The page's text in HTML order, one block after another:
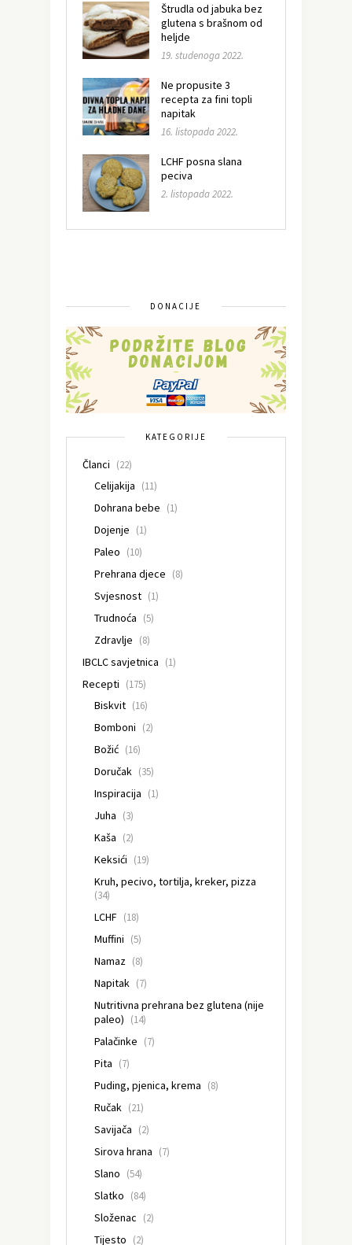
Štrudla od jabuka bez
glutena s brašnom od
heljde
19. studenoga 2022.
Ne propusite 3
recepta za fini topli
napitak
16. listopada 2022.
LCHF posna slana
peciva
2. listopada 2022.
DONACIJE
KATEGORIJE
Članci (22)
Celijakija (11)
Dohrana bebe (1)
Dojenje (1)
Paleo (10)
Prehrana djece (8)
Svjesnost (1)
Trudnoća (5)
Zdravlje (8)
IBCLC savjetnica (1)
Recepti (175)
Biskvit (16)
Bomboni (2)
Božić (16)
Doručak (35)
Inspiracija (1)
Juha (3)
Kaša (2)
Keksići (19)
Kruh, pecivo, tortilja, kreker, pizza
(34)
LCHF (18)
Muffini (5)
Namaz (8)
Napitak (7)
Nutritivna prehrana bez glutena (nije
paleo) (14)
Palačinke (7)
Pita (7)
Puding, pjenica, krema (8)
Ručak (21)
Savijača (2)
Sirova hrana (7)
Slano (54)
Slatko (84)
Složenac (2)
Tijesto (2)